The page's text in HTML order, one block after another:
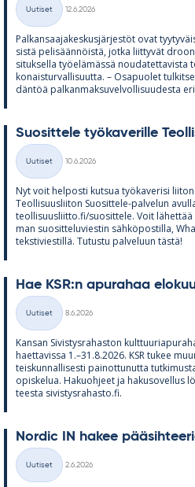
Kategoriat
Uutiset
12.6.2026
Pal­kan­saa­ja­kes­kus­jär­jes­töt ovat
sistä pe­li­sään­nöistä, jotka liit­ty­vät
si­tuk­sella työ­elä­mässä
ko­nais­tur­val­li­suutta. – Os­a­puo­let
dän­töä pal­kan­mak­su­vel­vol­li­suu­desta
Suo­sit­tele työ­ka­ve­rille
Kategoriat
Uutiset
10.6.2026
Nyt voit hel­posti kut­sua työ­ka­ve­risi
Teol­li­suus­lii­ton Suo­sit­tele-pal­ve­lun
teol­li­suus­liitto.fi/suo­sit­tele. Voit
man suo­sit­te­lu­vies­tin säh­kö­pos­tilla,
teks­ti­vies­tillä. Tu­tustu pal­ve­luun tästä!
Hae KSR:n apu­ra­haa
Kategoriat
Uutiset
8.6.2026
Kan­san Si­vis­tys­ra­has­ton
haet­ta­vissa 1.–31.8.2026. KSR tu­kee
teis­kun­nal­li­sesti pai­not­tu­nutta
opis­ke­lua. Ha­kuoh­jeet ja ha­kuso­vel­lus
teesta si­vis­tys­ra­hasto.fi.
Nor­dic IN ha­kee
Kategoriat
Uutiset
2.6.2026